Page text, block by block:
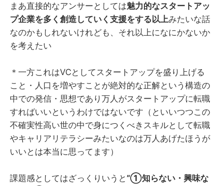
まあ直接的なアンサーとしては魅力的なスタートアッ
プ企業を多く創造していく支援をする以上みたいな話
なのかもしれないけれども、それ以上になにかないか
を考えたい
＊一方これはVCとしてスタートアップを盛り上げる
こと・人口を増やすことが絶対的な正解という構造の
中での発信・思想であり万人がスタートアップに転職
すればいいというわけではないです（といいつつこの
不確実性高い世の中で身につくべきスキルとして転職
やキャリアリテラシーみたいなのは万人あげたほうが
いいとは本当に思ってます）
課題感としてはざっくりいうと”①知らない・興味な